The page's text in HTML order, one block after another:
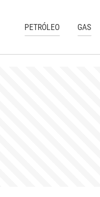
PETRÓLEO GAS